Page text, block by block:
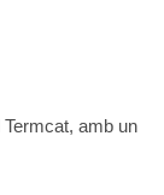
amb un